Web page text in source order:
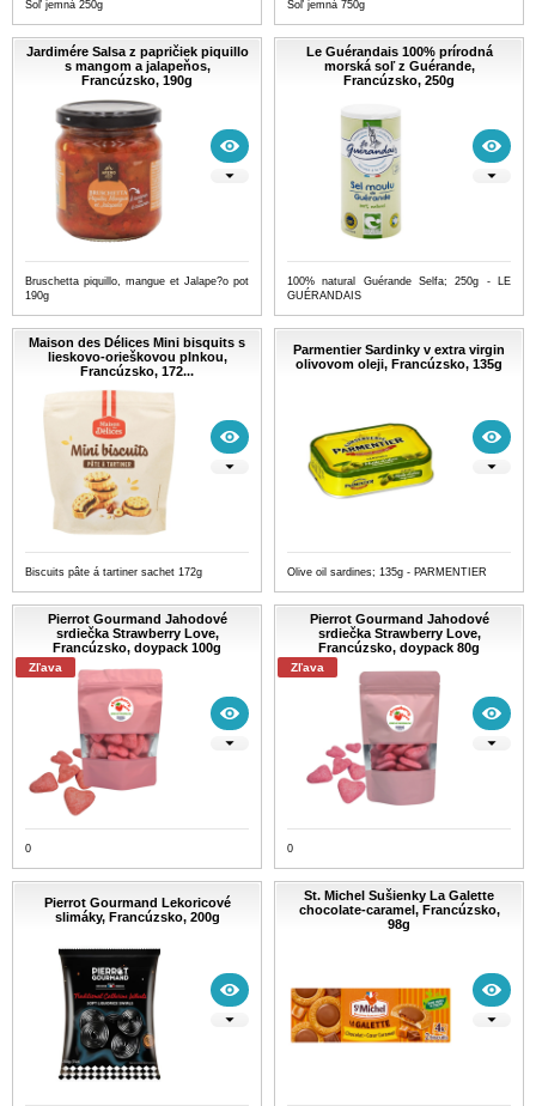
Soľ jemná 250g Soľ jemná 750g
Jardimére Salsa z papričiek piquillo
s mangom a jalapeňos,
Francúzsko, 190g
Bruschetta piquillo, mangue et Jalape?o pot
190g
Le Guérandais 100% prírodná
morská soľ z Guérande,
Francúzsko, 250g
100% natural Guérande Selfa; 250g - LE
GUÉRANDAIS
Maison des Délices Mini bisquits s
lieskovo-orieškovou plnkou,
Francúzsko, 172...
Biscuits pâte á tartiner sachet 172g
Parmentier Sardinky v extra virgin
olivovom oleji, Francúzsko, 135g
Olive oil sardines; 135g - PARMENTIER
Pierrot Gourmand Jahodové
srdiečka Strawberry Love,
Francúzsko, doypack 100g
Zľava
0
Pierrot Gourmand Jahodové
srdiečka Strawberry Love,
Francúzsko, doypack 80g
Zľava
0
Pierrot Gourmand Lekoricové
slimáky, Francúzsko, 200g
St. Michel Sušienky La Galette
chocolate-caramel, Francúzsko,
98g